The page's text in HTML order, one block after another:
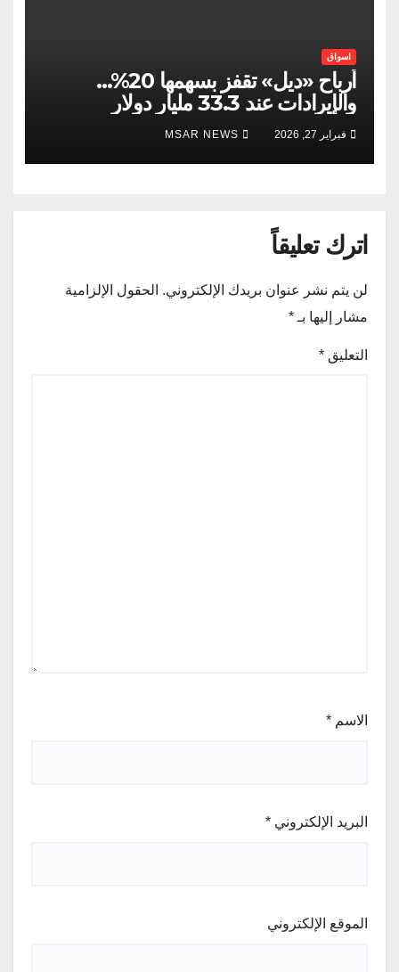
اسواق
أرباح «ديل» تقفز بسهمها 20%…
والإيرادات عند 33.3 مليار دولار
فبراير 27, 2026 MSAR NEWS
اترك تعليقاً
لن يتم نشر عنوان بريدك الإلكتروني. الحقول الإلزامية
مشار إليها بـ*
التعليق*
الاسم*
البريد الإلكتروني *
الموقع الإلكتروني